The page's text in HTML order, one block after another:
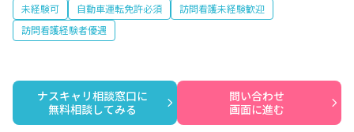
未経験可
自動車運転免許必須
訪問看護未経験歓迎
訪問看護経験者優遇
ナスキャリ相談窓口に
無料相談してみる
問い合わせ
画面に進む